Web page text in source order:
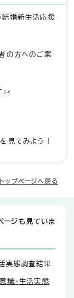
婚新生活応援
の方へのご案
見てみよう！
トップページへ戻る
ージも見ていま
実態調査結果
識・生活実態